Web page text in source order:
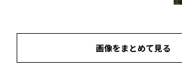
画像をまとめて見る